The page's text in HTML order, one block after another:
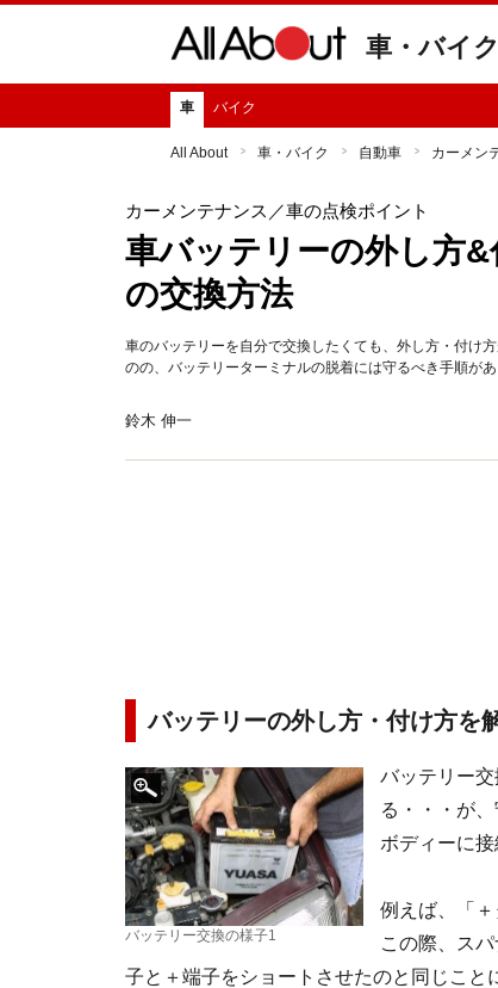
車・バイク
車 バイク
All About 車・バイク 自動車 カーメン
カーメンテナンス ／車の点検ポイント
車バッテリーの外し方
の交換方法
車のバッテリーを自分で交換したくても、外し方・付け
のの、バッテリーターミナルの脱着には守るべき手順が
鈴木 伸一
バッテリーの外し方・付け方を
バッテリー交換の様子1
バッテリー
る・・・が
ボディーに
例えば、「
この際、ス
子と＋端子をショートさせたのと同じこ